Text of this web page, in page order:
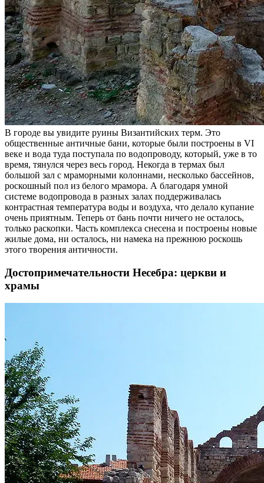
В городе вы увидите руины Византийских терм. Это
общественные античные бани, которые были построены в VI
веке и вода туда поступала по водопроводу, который, уже в то
время, тянулся через весь город. Некогда в термах был
большой зал с мраморными колоннами, несколько бассейнов,
роскошный пол из белого мрамора. А благодаря умной
системе водопровода в разных залах поддерживалась
контрастная температура воды и воздуха, что делало купание
очень приятным. Теперь от бань почти ничего не осталось,
только раскопки. Часть комплекса снесена и построены новые
жилые дома, ни осталось, ни намека на прежнюю роскошь
этого творения античности.
Достопримечательности Несебра: церкви и
храмы